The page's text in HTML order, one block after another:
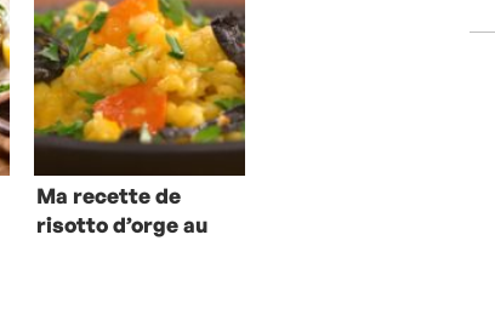
Ma recette de
risotto d’orge au